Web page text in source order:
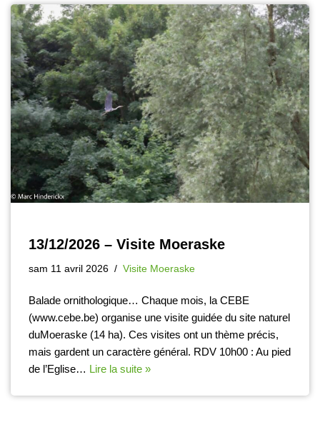
13/12/2026 – Visite Moeraske
sam 11 avril 2026 Visite Moeraske
Balade ornithologique… Chaque mois, la CEBE
(www.cebe.be) organise une visite guidée du site naturel
duMoeraske (14 ha). Ces visites ont un thème précis,
mais gardent un caractère général. RDV 10h00 : Au pied
de l’Eglise… Lire la suite »